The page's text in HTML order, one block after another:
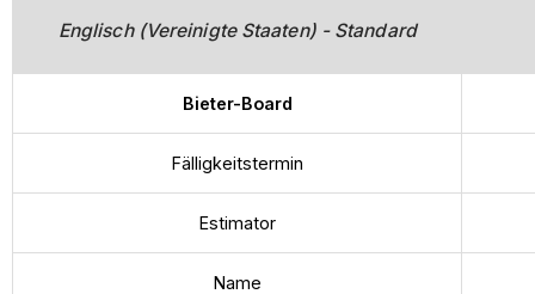
Englisch (Vereinigte Staaten) - Standard
Bieter-Board
Fälligkeitstermin
Estimator
Name